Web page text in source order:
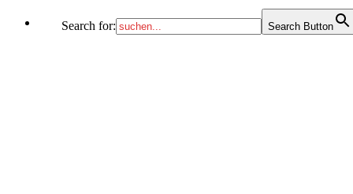
Search for: Search Button